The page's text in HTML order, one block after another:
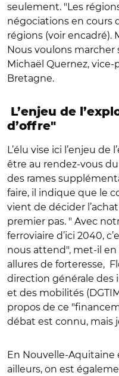
seulement. "Les
négociations en cours
régions (voir encadré).
Nous voulons marcher
Michaël Quernez,
Bretagne.
L’enjeu de
d’offre"
L’élu vise ici l’enjeu
être au rendez-vous
des rames
faire, il indique que le
vient de décider
premier pas. " Avec
ferroviaire d’ici 2040,
nous attend", met-il
allures de forteresse,
direction générale des
et des mobilités
propos de ce
débat est connu, mais
En Nouvelle-
ailleurs, on est